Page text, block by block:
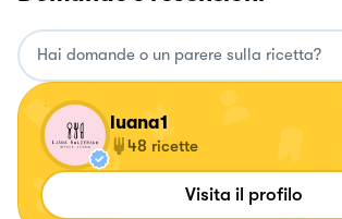
luana1
48 ricette
Visita il profilo